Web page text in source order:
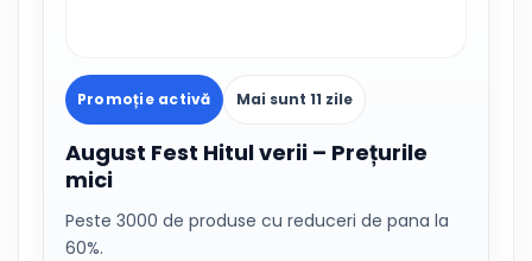
Promoție activă Mai sunt 11 zile
August Fest Hitul verii – Prețurile
mici
Peste 3000 de produse cu reduceri de pana la
60%.